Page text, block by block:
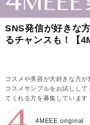
SNS発信が好きな
るチャンスも！【
コスメや美容が大好きな方
コスメサンプルをお試しし
てくれる方を募集しています
4MEEE original